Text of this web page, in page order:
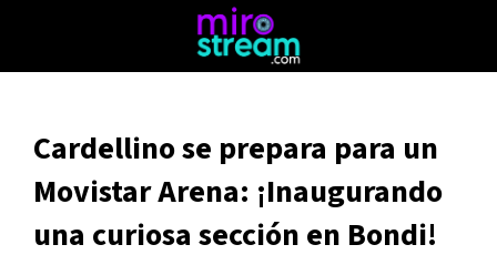
Cardellino se prepara para un
Movistar Arena: ¡Inaugurando
una curiosa sección en Bondi!